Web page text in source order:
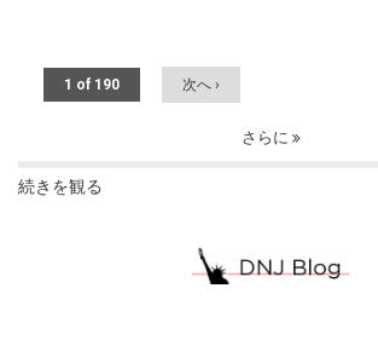
1 of 190 次へ ›
さらに
続きを観る